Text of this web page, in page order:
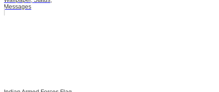
Messages